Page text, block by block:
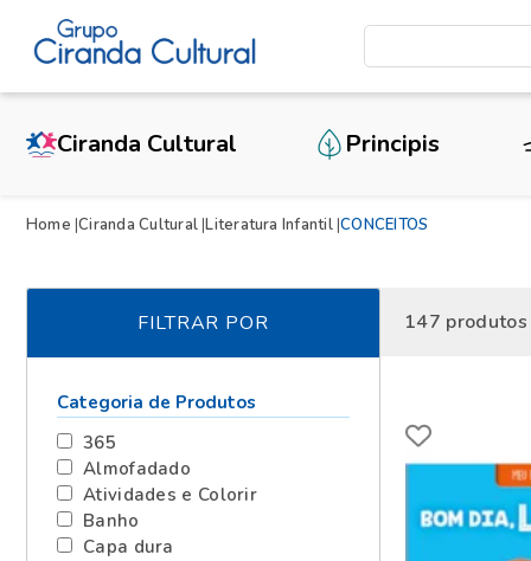
Ciranda Cultural Principis
Home Ciranda Cultural Literatura Infantil CONCEITOS
FILTRAR POR
Categoria de Produtos
365
Almofadado
Atividades e Colorir
Banho
Capa dura
147